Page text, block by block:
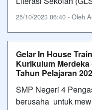
25/10/2023 06:40 - Oleh
Gelar In House
Kurikulum
Tahun Pelajaran
SMP Negeri 4
berusaha untuk